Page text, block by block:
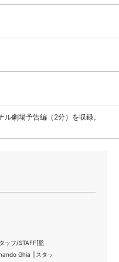
ル劇場予告編（2分）を収録。
ッフ/STAFF[監
Ghia ||スタッ